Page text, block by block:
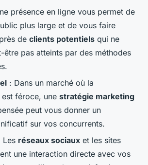
présence en ligne vous permet de
plus large et de vous faire
de clients potentiels qui ne
être pas atteints par des méthodes
: Dans un marché où la
féroce, une stratégie marketing
peut vous donner un
sur vos concurrents.
Les réseaux sociaux et les sites
une interaction directe avec vos